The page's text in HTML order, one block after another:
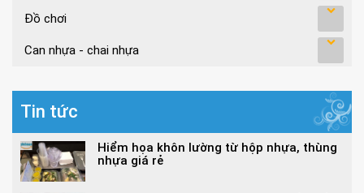
Đồ chơi
Can nhựa - chai nhựa
Tin tức
Hiểm họa khôn lường từ hộp nhựa, thùng
nhựa giá rẻ